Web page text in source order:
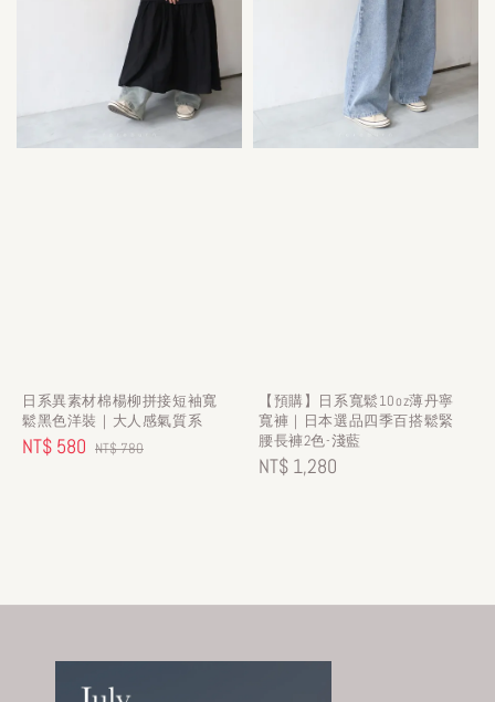
日系異素材棉楊柳拼接短袖寬
鬆黑色洋裝｜大人感氣質系
Sale
NT$ 580 Regular
NT$ 780
【預購】日系寬鬆10oz薄丹寧
寬褲｜日本選品四季百搭鬆緊
腰長褲2色-淺藍
Regular
NT$ 1,280